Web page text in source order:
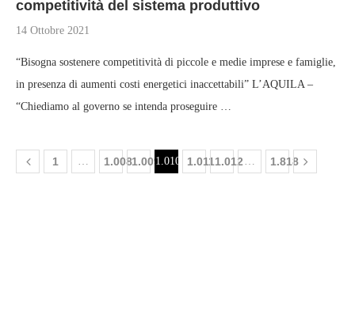
competitività del sistema produttivo
14 Ottobre 2021
“Bisogna sostenere competitività di piccole e medie imprese e famiglie,
in presenza di aumenti costi energetici inaccettabili” L’AQUILA –
“Chiediamo al governo se intenda proseguire …
1 … 1.0081.0091.010 1.0111.012 … 1.818